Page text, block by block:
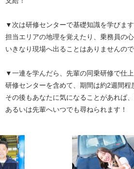
▼次は研修センターで基礎知識を学びます
担当エリアの地理を覚えたり、乗務員の
いきなり現場へ出ることはありませんの
▼一連を学んだら、先輩の同乗研修で仕上
研修センターを含めて、期間は約2週間程
その後もあなたに気になることがあれば
あるいは先輩へいつでも尋ねられます！